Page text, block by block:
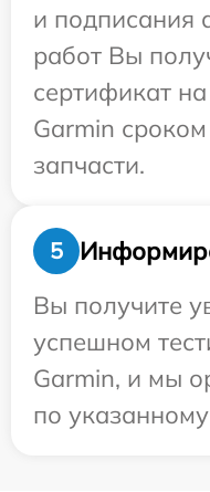
и подписания
работ Вы
сертификат
Garmin
запчасти.
5
Вы получите
успешном
Garmin, и мы
по